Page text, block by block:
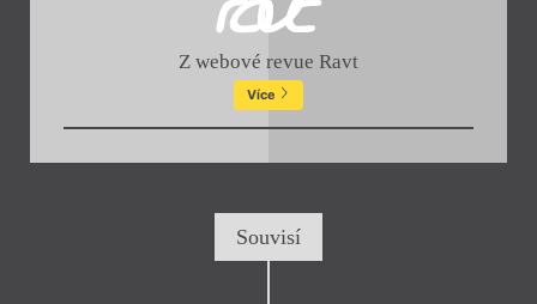
Z webové revue Ravt
Více
Souvisí